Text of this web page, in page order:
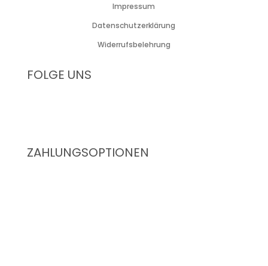
Impressum
Datenschutzerklärung
Widerrufsbelehrung
FOLGE UNS
ZAHLUNGSOPTIONEN